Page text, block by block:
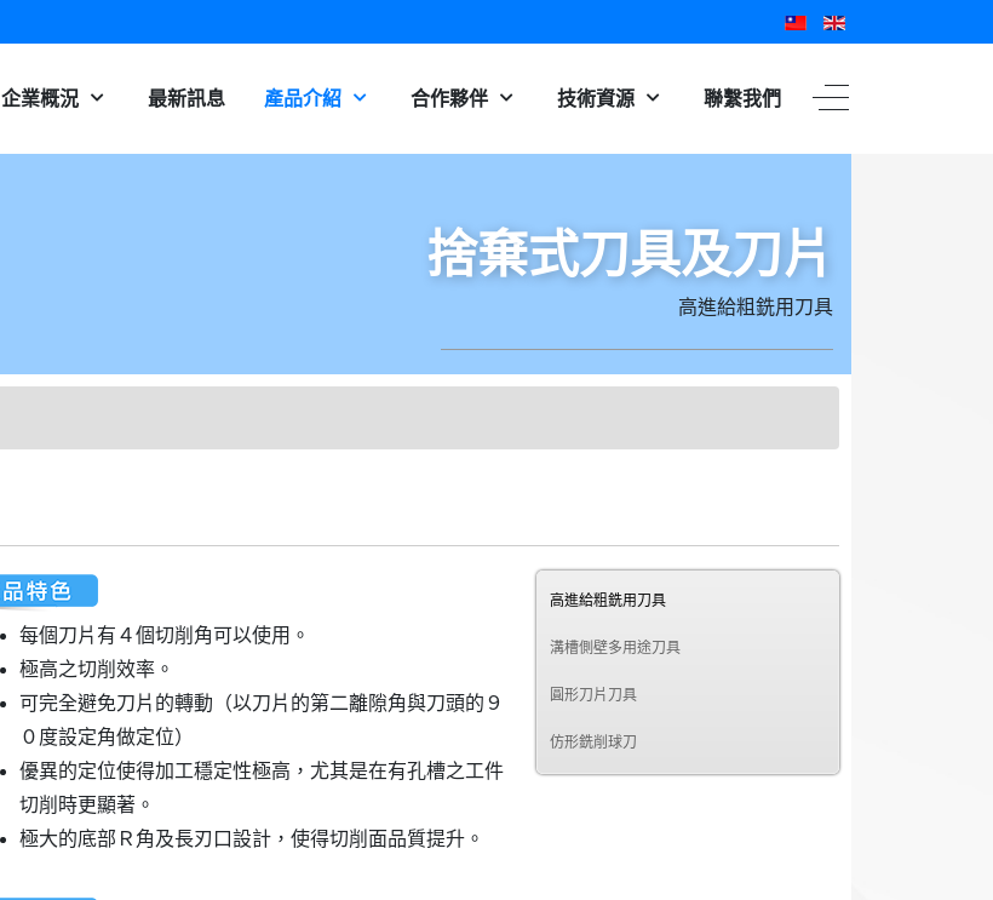
企業概況 最新訊息 產品介紹 合作夥伴 技術資源 聯繫我們
捨棄式刀具及刀片
高進給粗銑用刀具
每個刀片有４個切削角可以使用。
極高之切削效率。
可完全避免刀片的轉動（以刀片的第二離隙角與刀頭的９
０度設定角做定位）
優異的定位使得加工穩定性極高，尤其是在有孔槽之工件
切削時更顯著。
極大的底部Ｒ角及長刃口設計，使得切削面品質提升。
高進給粗銑用刀具
溝槽側壁多用途刀具
圓形刀片刀具
仿形銑削球刀